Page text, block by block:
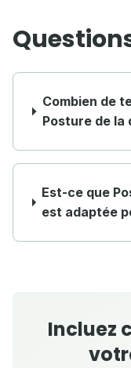
Combien de
Posture de la
Est-ce que
est adaptée
Incluez